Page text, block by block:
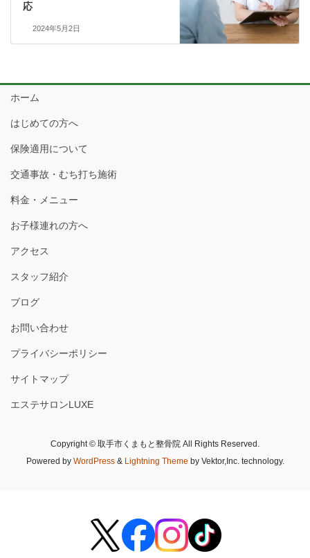
応
2024年5月2日
ホーム
はじめての方へ
保険適用について
交通事故・むち打ち施術
料金・メニュー
お子様連れの方へ
アクセス
スタッフ紹介
ブログ
お問い合わせ
プライバシーポリシー
サイトマップ
エステサロンLUXE
Copyright © 取手市くまもと整骨院 All Rights Reserved.
Powered by WordPress& Lightning Theme by Vektor,Inc. technology.